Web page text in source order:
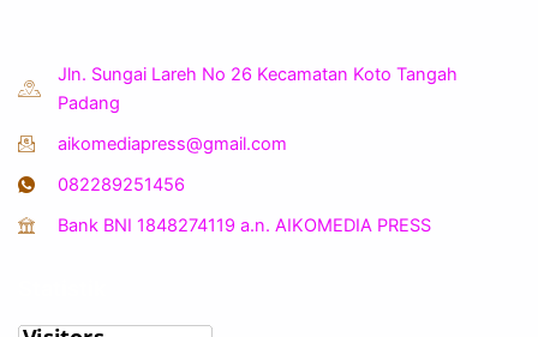
Jln. Sungai Lareh No 26 Kecamatan Koto Tangah
Padang
aikomediapress@gmail.com
082289251456
Bank BNI 1848274119 a.n. AIKOMEDIA PRESS